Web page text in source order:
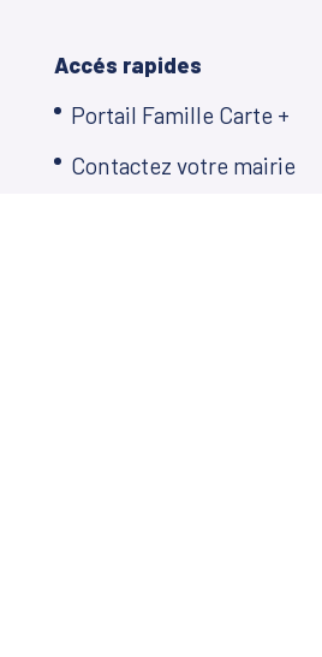
Accés rapides
Portail Famille Carte +
Contactez votre mairie